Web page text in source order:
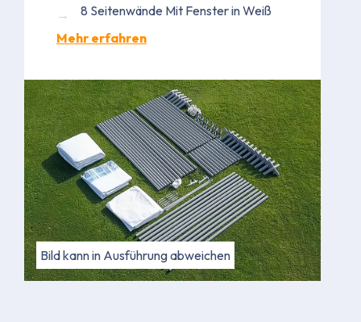
8 Seitenwände Mit Fenster in Weiß
Mehr erfahren
Bild kann in Ausführung abweichen